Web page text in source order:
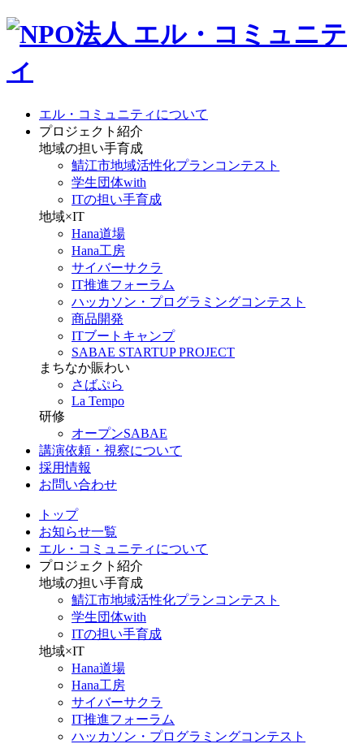
エル・コミュニティについて
プロジェクト紹介
地域の担い手育成
鯖江市地域活性化プランコンテスト
学生団体with
ITの担い手育成
地域×IT
Hana道場
Hana工房
サイバーサクラ
IT推進フォーラム
ハッカソン・プログラミングコンテスト
商品開発
ITブートキャンプ
SABAE STARTUP PROJECT
まちなか賑わい
さばぷら
La Tempo
研修
オープンSABAE
講演依頼・視察について
採用情報
お問い合わせ
トップ
お知らせ一覧
エル・コミュニティについて
プロジェクト紹介
地域の担い手育成
鯖江市地域活性化プランコンテスト
学生団体with
ITの担い手育成
地域×IT
Hana道場
Hana工房
サイバーサクラ
IT推進フォーラム
ハッカソン・プログラミングコンテスト